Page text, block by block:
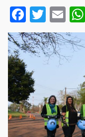
F
a
c
e
b
o
o
k
T
w
it
te
E
m
ai
l